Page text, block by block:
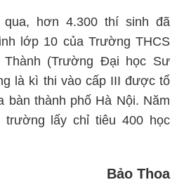
qua, hơn 4.300 thí sinh đã
lớp 10 của Trường THCS
Thành (Trường Đại học Sư
là kì thi vào cấp III được tổ
bàn thành phố Hà Nội. Năm
trường lấy chỉ tiêu 400 học
Bảo Thoa